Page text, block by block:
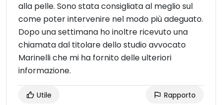
alla pelle. Sono stata consigliata al meglio sul
come poter intervenire nel modo più adeguato.
Dopo una settimana ho inoltre ricevuto una
chiamata dal titolare dello studio avvocato
Marinelli che mi ha fornito delle ulteriori
informazione.
Utile Rapporto